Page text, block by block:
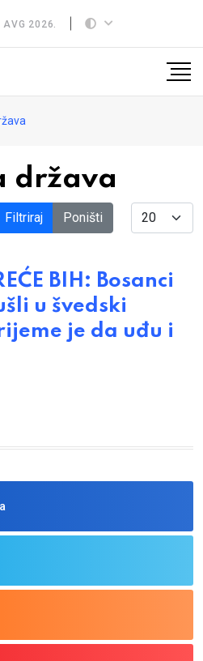
AVG 2026.
država
Filtriraj Poništi Display #
BIH: Bosanci
u švedski
je da uđu i